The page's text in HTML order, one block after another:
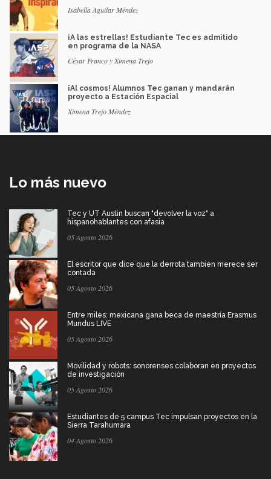
Isabella Aguilar Méndez
¡A las estrellas! Estudiante Tec es admitido
en programa de la NASA
César Franco y Ximena Trejo
¡Al cosmos! Alumnos Tec ganan y mandarán
proyecto a Estación Espacial
Ximena Trejo Méndez
Lo más nuevo
Tec y UT Austin buscan "devolver la voz" a
hispanohablantes con afasia
05 Agosto 2026
El escritor que dice que la derrota también merece ser
contada
05 Agosto 2026
Entre miles: mexicana gana beca de maestría Erasmus
Mundus LIVE
05 Agosto 2026
Movilidad y robots: sonorenses colaboran en proyectos
de investigación
05 Agosto 2026
Estudiantes de 5 campus Tec impulsan proyectos en la
Sierra Tarahumara
04 Agosto 2026